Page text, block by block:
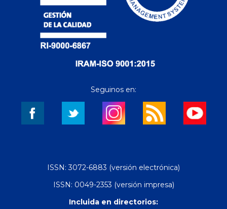
Seguinos en:
ISSN: 3072-6883 (versión electrónica)
ISSN: 0049-2353 (versión impresa)
Incluida en directorios: